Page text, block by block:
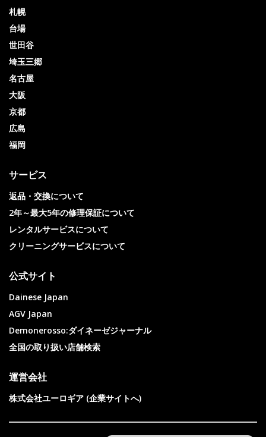
札幌
台場
世田谷
埼玉三郷
名古屋
大阪
京都
広島
福岡
サービス
返品・交換について
2年～最大5年の修理保証について
レンタルサービスについて
クリーニングサービスについて
公式サイト
Dainese Japan
AGV Japan
Demonerosso:ダイネーゼジャーナル
全国の取り扱い店舗検索
運営会社
株式会社ユーロギア (企業サイトへ)